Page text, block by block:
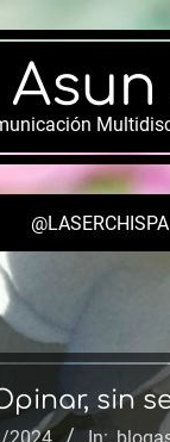
@LASERCHISPA
sin